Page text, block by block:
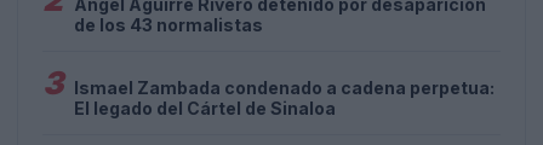
Ángel Aguirre Rivero detenido por desaparición
de los 43 normalistas
3 Ismael Zambada condenado a cadena perpetua:
El legado del Cártel de Sinaloa